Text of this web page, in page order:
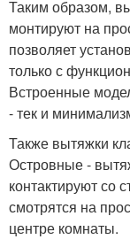
Таким образом,
монтируют на
позволяет
только с
Встроенные
- тек и
Также вытяжки
Островные -
контактируют со
смотрятся на
центре комнаты.